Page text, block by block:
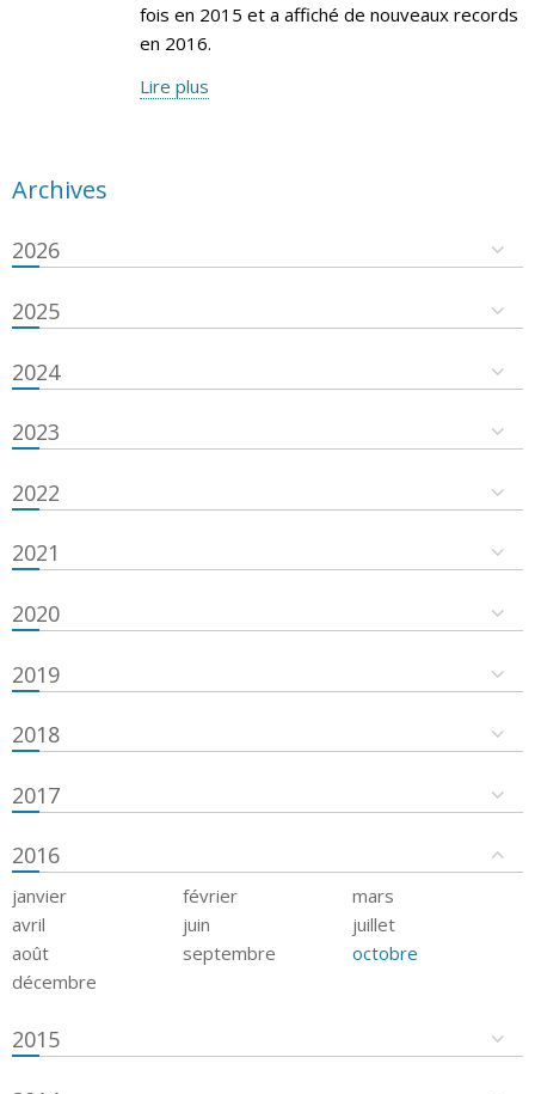
fois en 2015 et a affiché de nouveaux records
en 2016.
Lire plus
Archives
2026
2025
2024
2023
2022
2021
2020
2019
2018
2017
2016
janvier février
mars
avril
juin
juillet
août
septembre
octobre
décembre
2015